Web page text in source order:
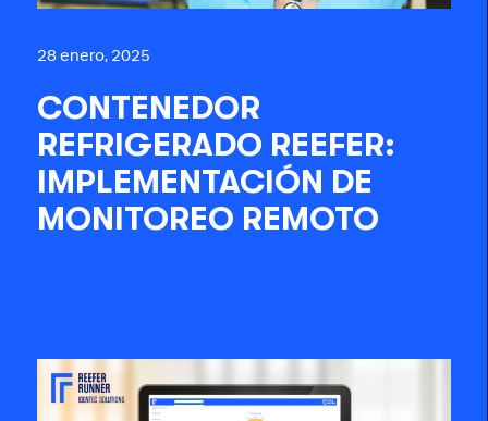
28 enero, 2025
CONTENEDOR
REFRIGERADO REEFER:
IMPLEMENTACIÓN DE
MONITOREO REMOTO